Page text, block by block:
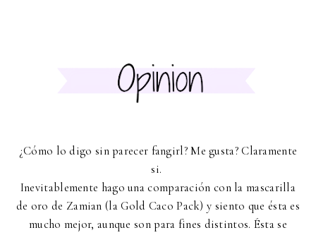
¿Cómo lo digo sin parecer fangirl? Me gusta? Claramente
si.
Inevitablemente hago una comparación con la mascarilla
de oro de Zamian (la Gold Caco Pack) y siento que ésta es
mucho mejor, aunque son para fines distintos. Ésta se